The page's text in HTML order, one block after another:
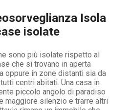
Isola
isolate
sono più isolate rispetto al
che si trovano in aperta
oppure in zone distanti sia da
centri abitati. Una casa in
piccolo angolo di paradiso
maggiore silenzio e trarre altri